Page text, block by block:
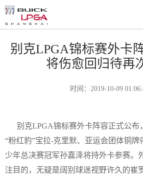
别克LPGA锦标赛外卡
将伤愈回归待再
时间：2019-10-09
别克LPGA锦标赛外卡阵容正式公布
“粉红豹”宝拉-克里默、亚运会团体铜牌
少年总决赛冠军孙嘉泽将持外卡参赛。
注目的，无疑是阔别球迷视野许久的崔